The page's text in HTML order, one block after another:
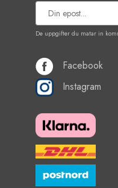
De uppgifter du matar in
Facebook
Instagram